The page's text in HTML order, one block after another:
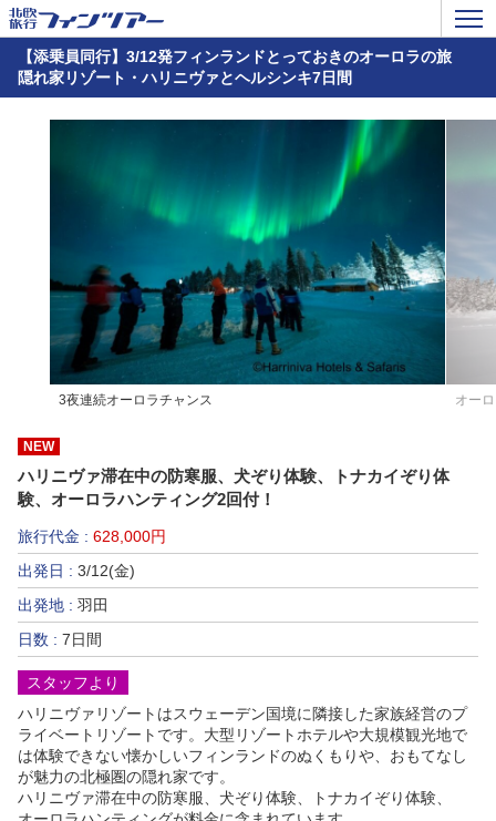
【添乗員同行】3/12発フィンランドとっておきのオーロラの旅
隠れ家リゾート・ハリニヴァとヘルシンキ7日間
3夜連続オーロラチャンス オー
NEW
ハリニヴァ滞在中の防寒服、犬ぞり体験、トナカイぞり体
験、オーロラハンティング2回付！
旅行代金 : 628,000円
出発日 : 3/12(金)
出発地 : 羽田
日数 : 7日間
スタッフより
ハリニヴァリゾートはスウェーデン国境に隣接した家族経営のプ
ライベートリゾートです。大型リゾートホテルや大規模観光地で
は体験できない懐かしいフィンランドのぬくもりや、おもてなし
が魅力の北極圏の隠れ家です。
ハリニヴァ滞在中の防寒服、犬ぞり体験、トナカイぞり体験、